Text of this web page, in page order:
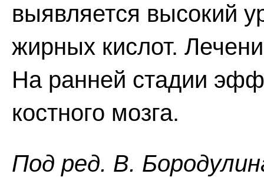
выявляется высокий
жирных кислот.
На ранней стадии
костного мозга.
Пoд peд. B.